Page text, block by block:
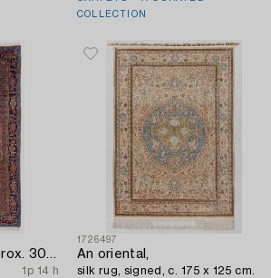
COLLECTION
1p 14 h
1726497
An oriental,
silk rug, signed, c. 175 x 125 cm.